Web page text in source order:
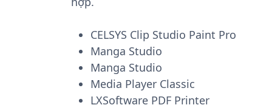
CELSYS Clip Studio Paint Pro
Manga Studio
Manga Studio
Media Player Classic
LXSoftware PDF Printer